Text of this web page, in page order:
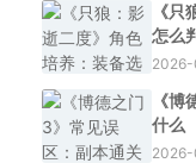
《
怎么
《
什么